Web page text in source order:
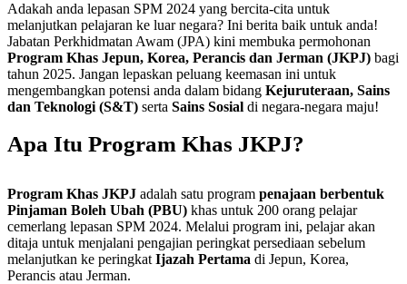
Adakah anda lepasan SPM 2024 yang bercita-cita untuk
melanjutkan pelajaran ke luar negara? Ini berita baik untuk anda!
Jabatan Perkhidmatan Awam (JPA) kini membuka permohonan
Program Khas Jepun, Korea, Perancis dan Jerman (JKPJ) bagi
tahun 2025. Jangan lepaskan peluang keemasan ini untuk
mengembangkan potensi anda dalam bidang Kejuruteraan, Sains
dan Teknologi (S&T) serta Sains Sosial di negara-negara maju!
Apa Itu Program Khas JKPJ?
Program Khas JKPJ adalah satu program penajaan berbentuk
Pinjaman Boleh Ubah (PBU) khas untuk 200 orang pelajar
cemerlang lepasan SPM 2024. Melalui program ini, pelajar akan
ditaja untuk menjalani pengajian peringkat persediaan sebelum
melanjutkan ke peringkat Ijazah Pertama di Jepun, Korea,
Perancis atau Jerman.